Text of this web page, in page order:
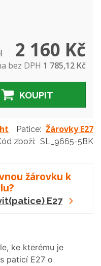
2 160 Kč
bez DPH 1 785,12 Kč
KOUPIT
Patice: Žárovky E27
zboží: SL_9665-5BK
žárovku k
E27
ke kterému je
paticí E27 o